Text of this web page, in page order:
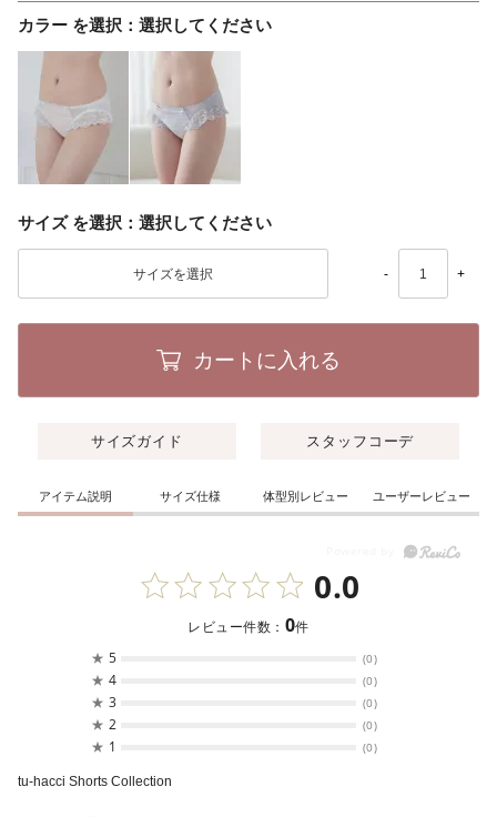
カラー 選択してください
サイズ 選択してください
- +
カートに入れる
サイズガイド スタッフコーデ
アイテム説明 サイズ仕様 体型別レビュー ユーザーレビュー
0.0
レビュー件数： 0件
★ 5 (0)
★ 4 (0)
★ 3 (0)
★ 2 (0)
★ 1 (0)
tu-hacci Shorts Collection